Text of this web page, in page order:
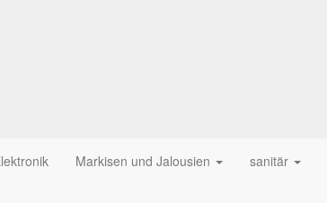
Markisen und Jalousien sanitär